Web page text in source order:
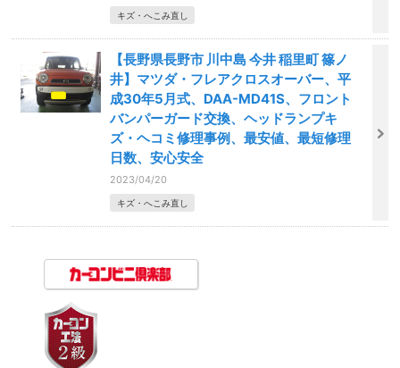
キズ・へこみ直し
【長野県長野市 川中島 今井 稲里町 篠ノ
井】マツダ・フレアクロスオーバー、平
成30年5月式、DAA-MD41S、フロント
バンパーガード交換、ヘッドランプキ
ズ・ヘコミ修理事例、最安値、最短修理
日数、安心安全
2023/04/20
キズ・へこみ直し